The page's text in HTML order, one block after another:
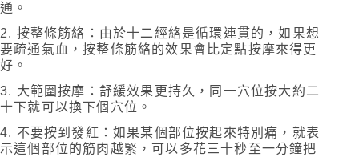
通。
按整條筋絡：由於十二經絡是循環連貫的，如果想
要疏通氣血，按整條筋絡的效果會比定點按摩來得更
好。
大範圍按摩：舒緩效果更持久，同一穴位按大約二
十下就可以換下個穴位。
不要按到發紅：如果某個部位按起來特別痛，就表
示這個部位的筋肉越緊，可以多花三十秒至一分鐘把